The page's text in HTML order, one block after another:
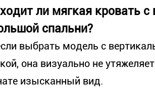
ли мягкая кровать
спальни?
выбрать модель с
она визуально не
изысканный вид.